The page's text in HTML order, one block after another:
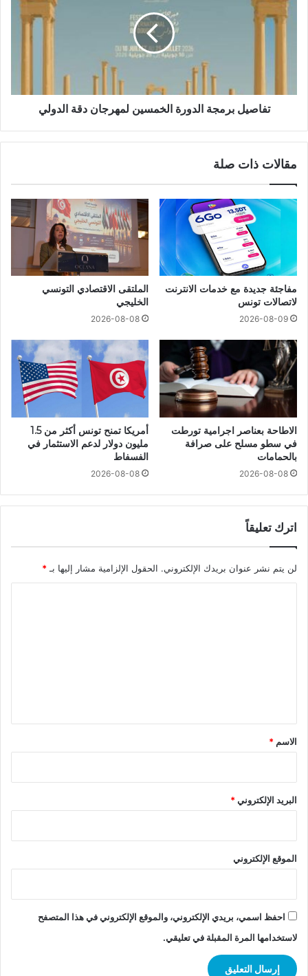
تفاصيل برمجة الدورة الخمسين لمهرجان دقة الدولي
مقالات ذات صلة
مفاجئة جديدة مع خدمات الانترنت
لاتصالات تونس
2026-08-09
الملتقى الاقتصادي التونسي
الخليجي
2026-08-08
الاطاحة بعناصر اجرامية تورطت
في سطو مسلح على صرافة
بالحمامات
2026-08-08
أمريكا تمنح تونس أكثر من 1.5
مليون دولار لدعم الاستثمار في
الفسفاط
2026-08-08
اترك تعليقاً
لن يتم نشر عنوان بريدك الإلكتروني. الحقول الإلزامية مشار إليها بـ*
*
الاسم *
البريد الإلكتروني*
الموقع الإلكتروني
احفظ اسمي، بريدي الإلكتروني، والموقع الإلكتروني في هذا المتصفح
لاستخدامها المرة المقبلة في تعليقي.